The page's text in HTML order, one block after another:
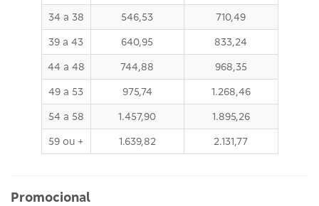
34 a 38 546,53 710,49
39 a 43 640,95 833,24
44 a 48 744,88 968,35
49 a 53 975,74 1.268,46
54 a 58 1.457,90 1.895,26
59 ou + 1.639,82 2.131,77
Promocional